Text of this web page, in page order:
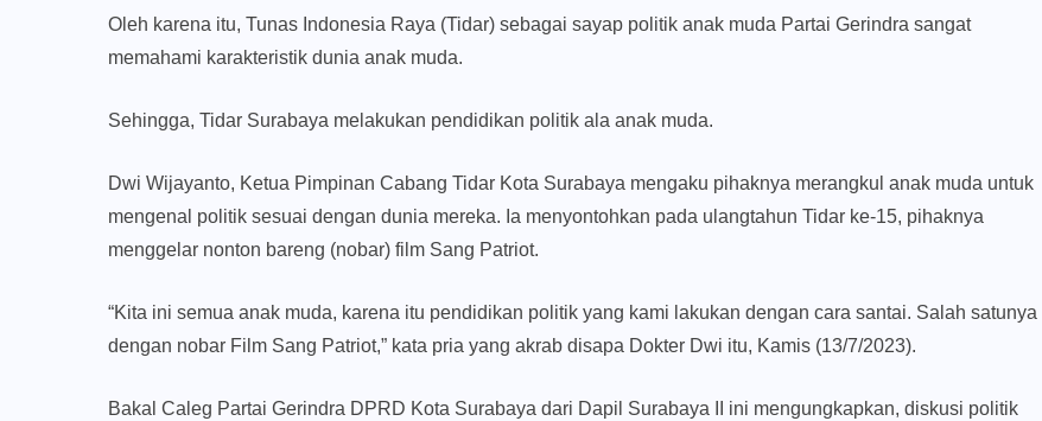
Oleh karena itu, Tunas Indonesia Raya (Tidar) sebagai sayap politik anak muda Partai Gerindra sangat
memahami karakteristik dunia anak muda.
Sehingga, Tidar Surabaya melakukan pendidikan politik ala anak muda.
Dwi Wijayanto, Ketua Pimpinan Cabang Tidar Kota Surabaya mengaku pihaknya merangkul anak muda untuk
mengenal politik sesuai dengan dunia mereka. Ia menyontohkan pada ulangtahun Tidar ke-15, pihaknya
menggelar nonton bareng (nobar) film Sang Patriot.
“Kita ini semua anak muda, karena itu pendidikan politik yang kami lakukan dengan cara santai. Salah satunya
dengan nobar Film Sang Patriot,” kata pria yang akrab disapa Dokter Dwi itu, Kamis (13/7/2023).
Bakal Caleg Partai Gerindra DPRD Kota Surabaya dari Dapil Surabaya II ini mengungkapkan, diskusi politik